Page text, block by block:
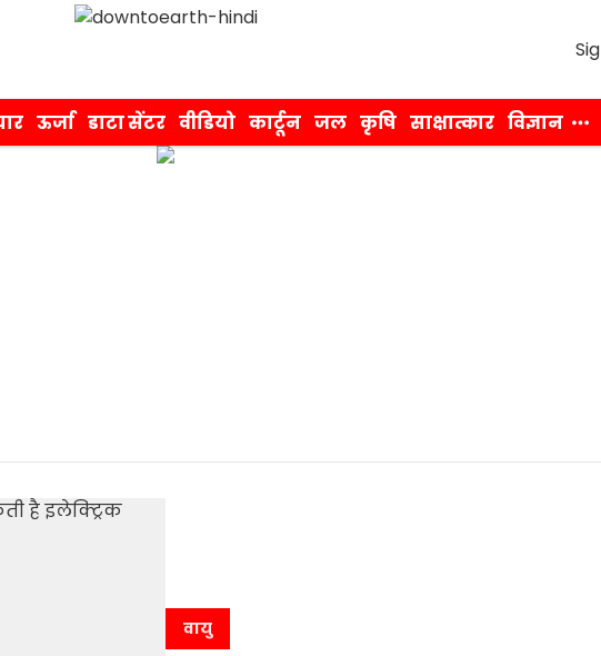
ऊर्जा डाटा सेंटर वीडियो कार्टून जल कृषि साक्षात्कार विज्ञान
वायु